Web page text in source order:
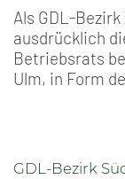
Als GDL-
ausdrücklich
Betriebsrats
Ulm, in Form
GDL-Bezirk